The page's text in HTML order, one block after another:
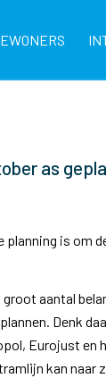
as
is om
groot aantal
Denk
Eurojust en
kan naar